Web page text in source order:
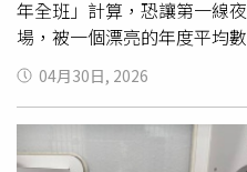
防護裝置鎖緊到位，不得心
事。
年全班」計算，恐讓第一線
場，被一個漂亮的年度平均
灣私立醫療院所協會、台灣
會、中華民國區域醫院協會
社團法人協會發布共同聲明
向，但也建請落實「護理人
04月30日, 2026